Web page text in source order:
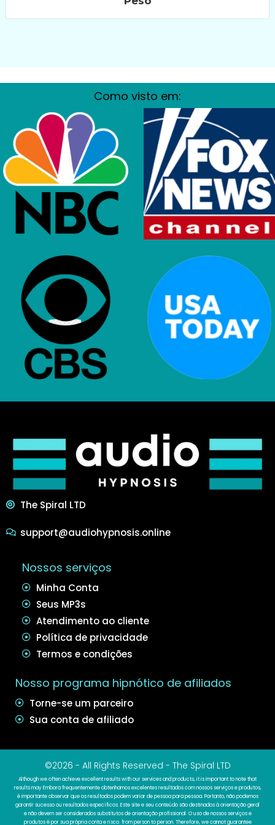
Como visto em:
The Spiral LTD
support@audiohypnosis.online
Nossos serviços
Minha Conta
Seus MP3s
Atendimento ao cliente
Política de privacidade
Termos e condições
Nosso programa hipnótico de afiliados
Torne-se um parceiro
Sua conta de afiliado
©2026 - All Rights Reserved - The Spiral LTD
Although we often achieve excellent results with our services and products, it is important to note that
results may Embora frequentemente obtenhamos excelentes resultados com nossos serviços e produtos,
é importante observar que os resultados podem variar de pessoa para pessoa. Portanto, não podemos
garantir sucesso ou resultados específicos. Este site e seu conteúdo são destinados à orientação geral
e não devem ser considerados substitutos de orientação profissional. O uso de nossos serviços e
produtos é por sua própria conta e risco. from person to person. Therefore, we cannot guarantee